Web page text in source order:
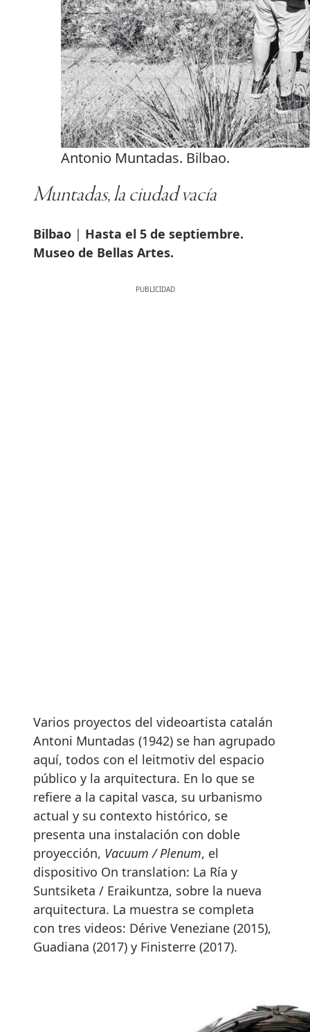
Antonio Muntadas. Bilbao.
Muntadas, la ciudad vacía
Bilbao | Hasta el 5 de septiembre.
Museo de Bellas Artes.
Varios proyectos del videoartista catalán
Antoni Muntadas (1942) se han agrupado
aquí, todos con el leitmotiv del espacio
público y la arquitectura. En lo que se
refiere a la capital vasca, su urbanismo
actual y su contexto histórico, se
presenta una instalación con doble
proyección, Vacuum / Plenum, el
dispositivo On translation: La Ría y
Suntsiketa / Eraikuntza, sobre la nueva
arquitectura. La muestra se completa
con tres videos: Dérive Veneziane (2015),
Guadiana (2017) y Finisterre (2017).